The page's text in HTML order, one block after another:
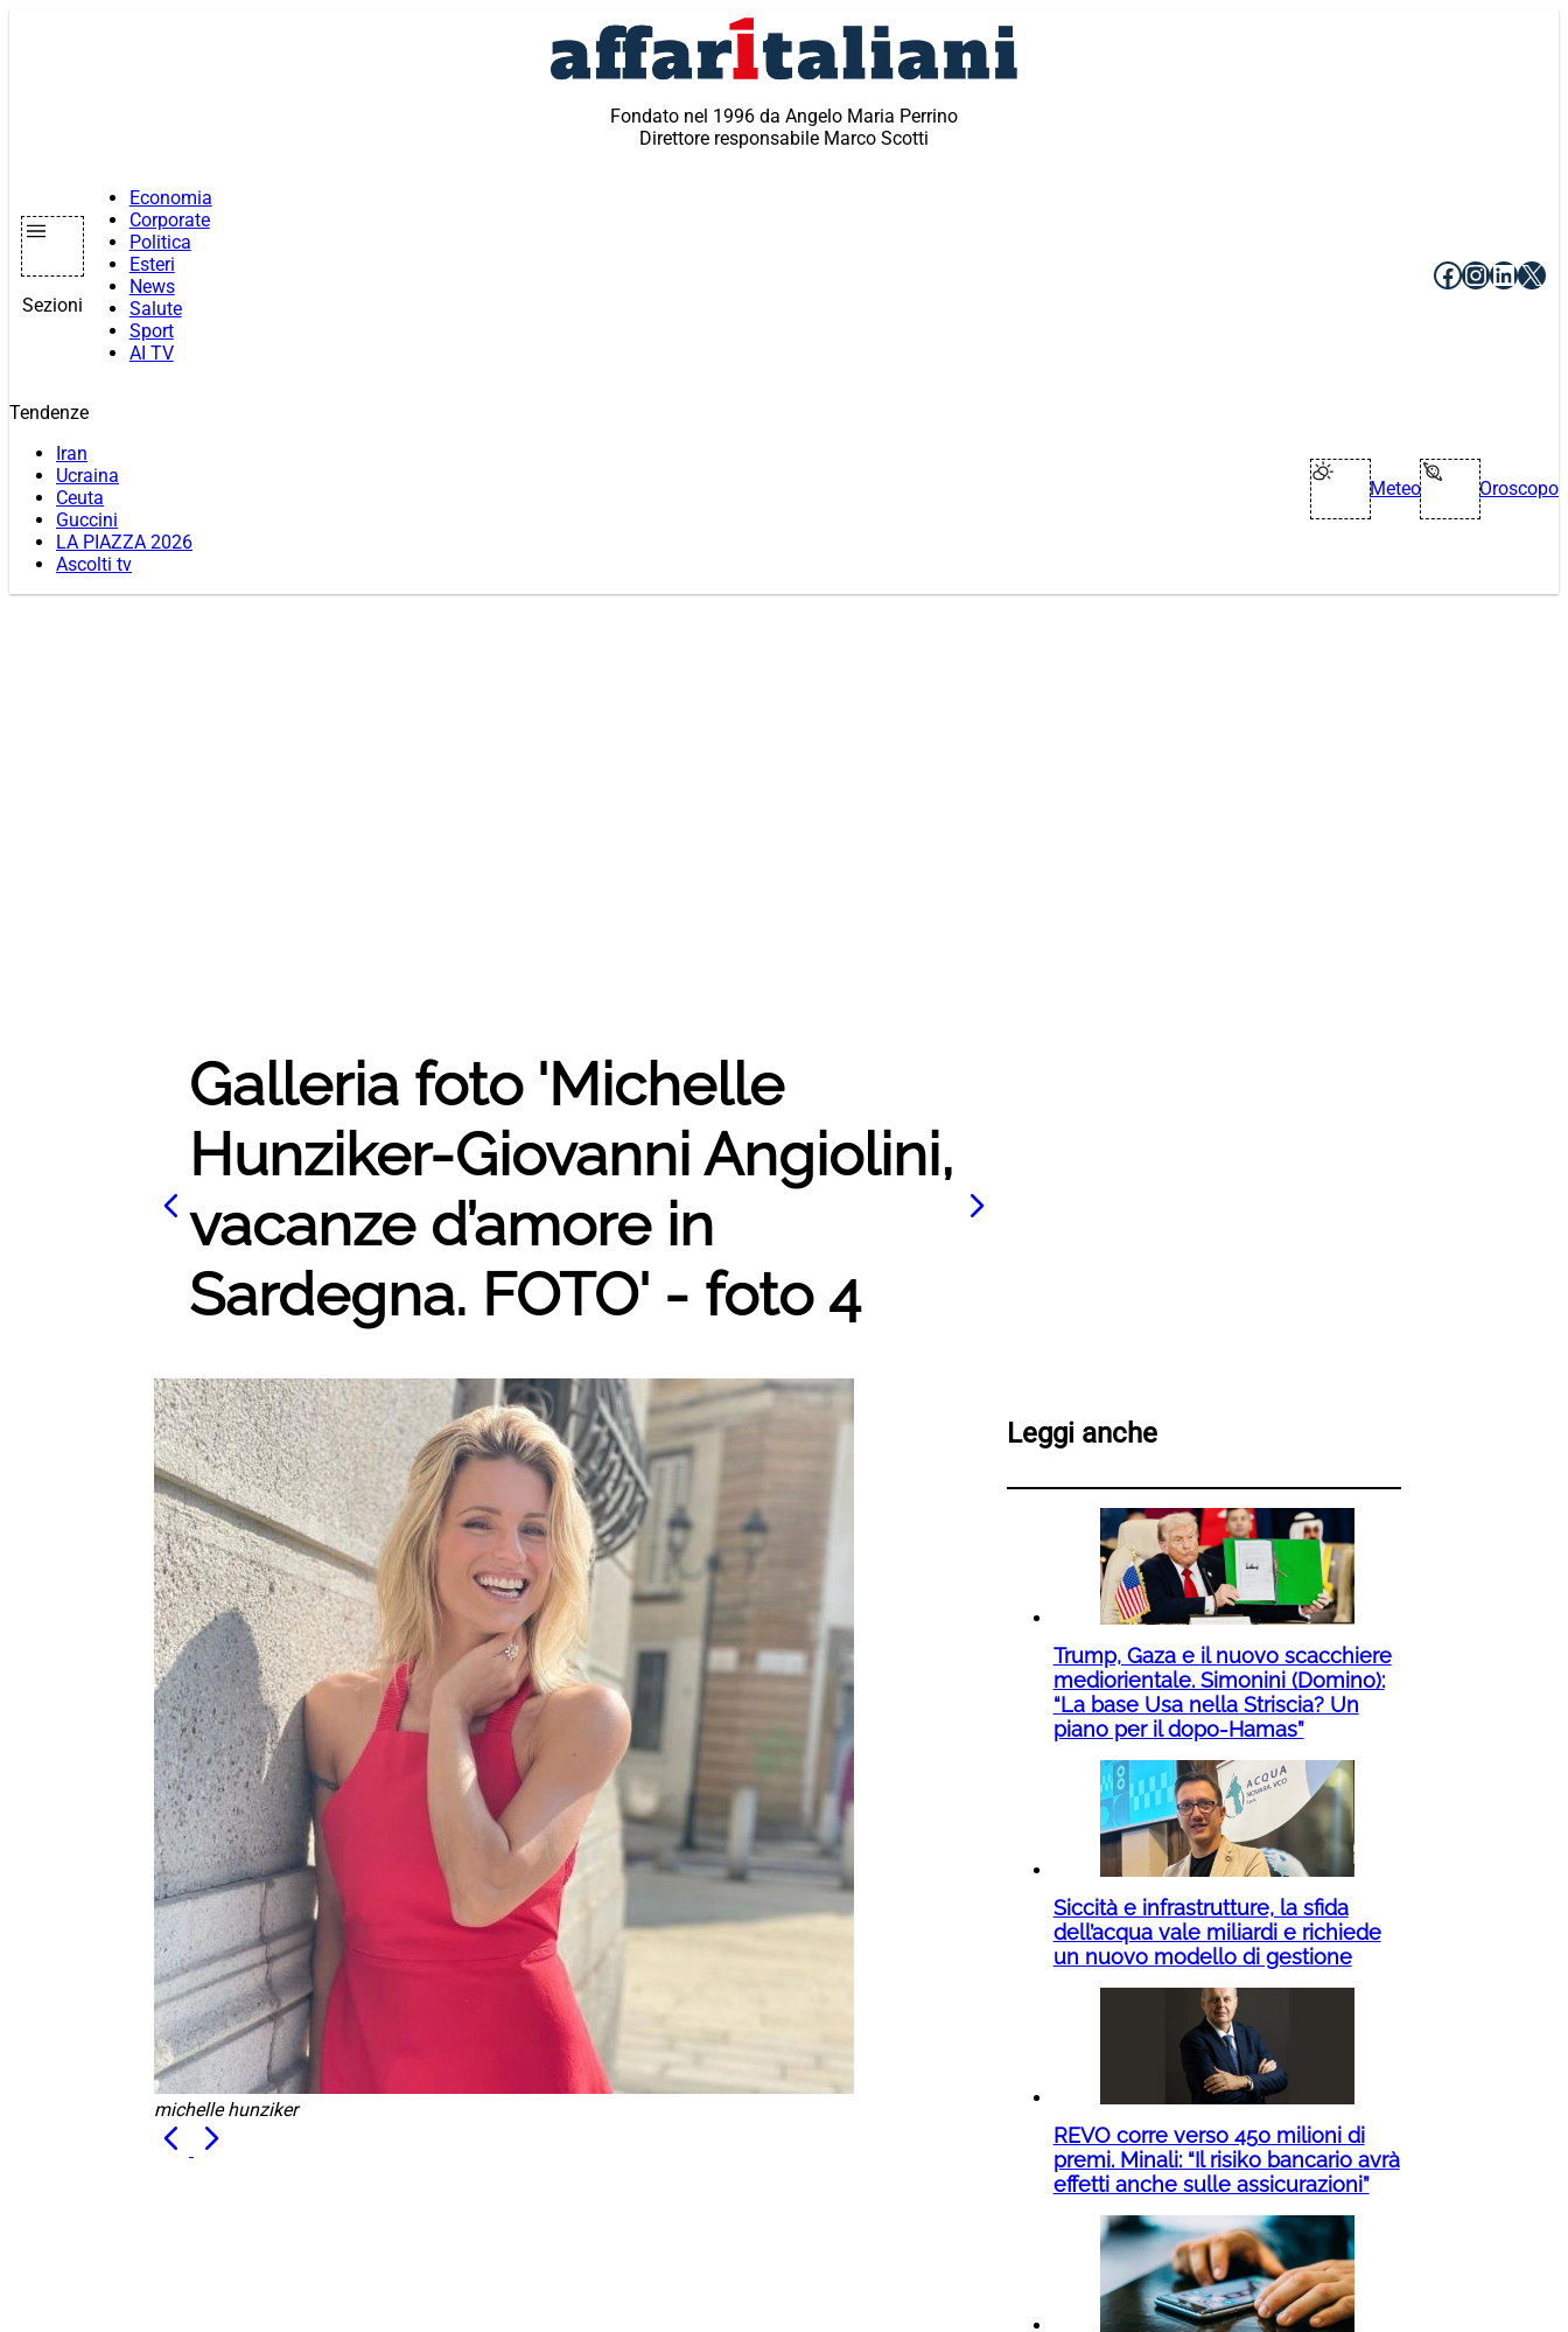
Fondato nel 1996 da Angelo Maria Perrino
Direttore responsabile Marco Scotti
Sezioni
Economia
Corporate
Politica
Esteri
News
Salute
Sport
AI TV
Facebook
X
Tendenze
Iran
Ucraina
Ceuta
Guccini
LA PIAZZA 2026
Ascolti tv
Meteo Oroscopo
Galleria foto 'Michelle
Hunziker-Giovanni Angiolini,
vacanze d’amore in
Sardegna. FOTO' - foto 4
michelle hunziker
Leggi anche
Trump, Gaza e il nuovo scacchiere
mediorientale. Simonini (Domino):
“La base Usa nella Striscia? Un
piano per il dopo-Hamas”
Siccità e infrastrutture, la sfida
dell’acqua vale miliardi e richiede
un nuovo modello di gestione
REVO corre verso 450 milioni di
premi. Minali: “Il risiko bancario avrà
effetti anche sulle assicurazioni”